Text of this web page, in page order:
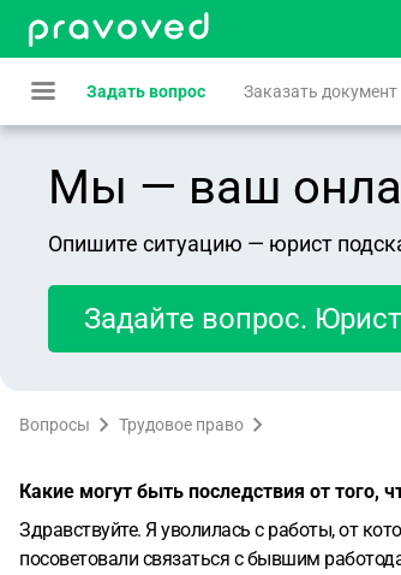
Задать вопрос Заказать документ
Мы — ваш
Опишите ситуацию — юрист
Задайте вопрос.
Вопросы Трудовое право
Какие могут быть последствия от того,
Здравствуйте. Я уволилась с работы, от
посоветовали связаться с бывшим